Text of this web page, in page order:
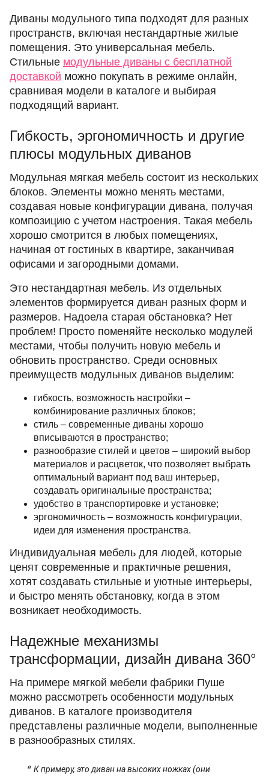
Диваны модульного типа подходят для разных
пространств, включая нестандартные жилые
помещения. Это универсальная мебель.
Стильные модульные диваны с бесплатной
доставкой можно покупать в режиме онлайн,
сравнивая модели в каталоге и выбирая
подходящий вариант.
Гибкость, эргономичность и другие
плюсы модульных диванов
Модульная мягкая мебель состоит из нескольких
блоков. Элементы можно менять местами,
создавая новые конфигурации дивана, получая
композицию с учетом настроения. Такая мебель
хорошо смотрится в любых помещениях,
начиная от гостиных в квартире, заканчивая
офисами и загородными домами.
Это нестандартная мебель. Из отдельных
элементов формируется диван разных форм и
размеров. Надоела старая обстановка? Нет
проблем! Просто поменяйте несколько модулей
местами, чтобы получить новую мебель и
обновить пространство. Среди основных
преимуществ модульных диванов выделим:
гибкость, возможность настройки –
комбинирование различных блоков;
стиль – современные диваны хорошо
вписываются в пространство;
разнообразие стилей и цветов – широкий выбор
материалов и расцветок, что позволяет выбрать
оптимальный вариант под ваш интерьер,
создавать оригинальные пространства;
удобство в транспортировке и установке;
эргономичность – возможность конфигурации,
идеи для изменения пространства.
Индивидуальная мебель для людей, которые
ценят современные и практичные решения,
хотят создавать стильные и уютные интерьеры,
и быстро менять обстановку, когда в этом
возникает необходимость.
Надежные механизмы
трансформации, дизайн дивана 360°
На примере мягкой мебели фабрики Пуше
можно рассмотреть особенности модульных
диванов. В каталоге производителя
представлены различные модели, выполненные
в разнообразных стилях.
К примеру, это диван на высоких ножках (они